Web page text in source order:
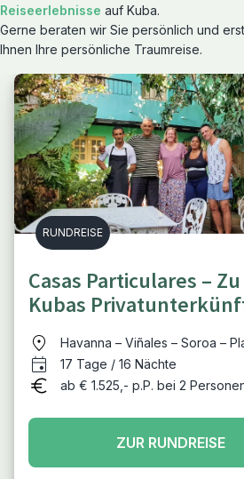
Reiseerlebnisse auf Kuba.
Gerne beraten wir Sie persönlich und
Ihnen Ihre persönliche Traumreise.
RUNDREISE
Casas Particulares –
Kubas
Havanna – Viñales – Soroa –
Trinidad – Santa Clara -
17 Tage / 16 Nächte
ab € 1.525,- p.P. bei 2
ZUR RUNDREISE